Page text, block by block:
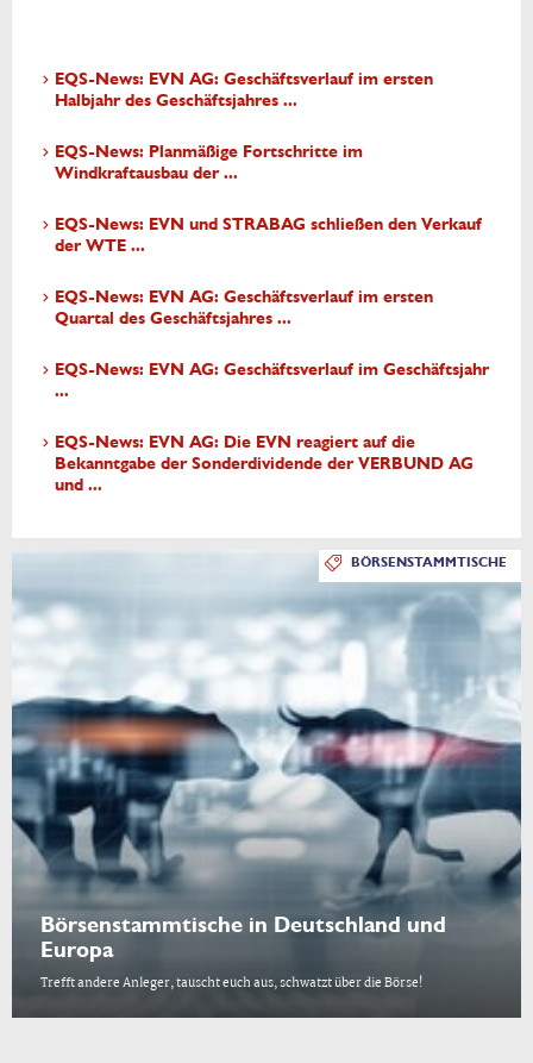
EQS-News: EVN AG: Geschäftsverlauf im ersten
Halbjahr des Geschäftsjahres ...
EQS-News: Planmäßige Fortschritte im
Windkraftausbau der ...
EQS-News: EVN und STRABAG schließen den Verkauf
der WTE ...
EQS-News: EVN AG: Geschäftsverlauf im ersten
Quartal des Geschäftsjahres ...
EQS-News: EVN AG: Geschäftsverlauf im Geschäftsjahr
...
EQS-News: EVN AG: Die EVN reagiert auf die
Bekanntgabe der Sonderdividende der VERBUND AG
und ...
BÖRSENSTAMMTISCHE
Börsenstammtische in Deutschland und
Europa
Trefft andere Anleger, tauscht euch aus, schwatzt über die Börse!